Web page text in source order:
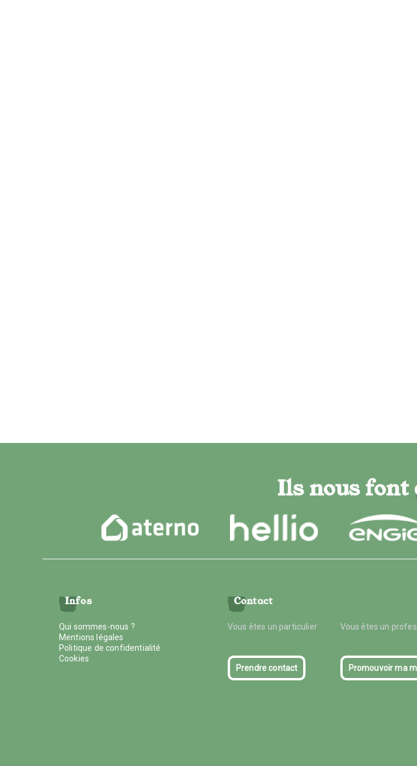
Ils nous font
Infos
Qui sommes-nous ?
Mentions légales
Politique de confidentialité
Cookies
Contact
Vous êtes un particulier Vous êtes un
Prendre contact Promouvoir ma